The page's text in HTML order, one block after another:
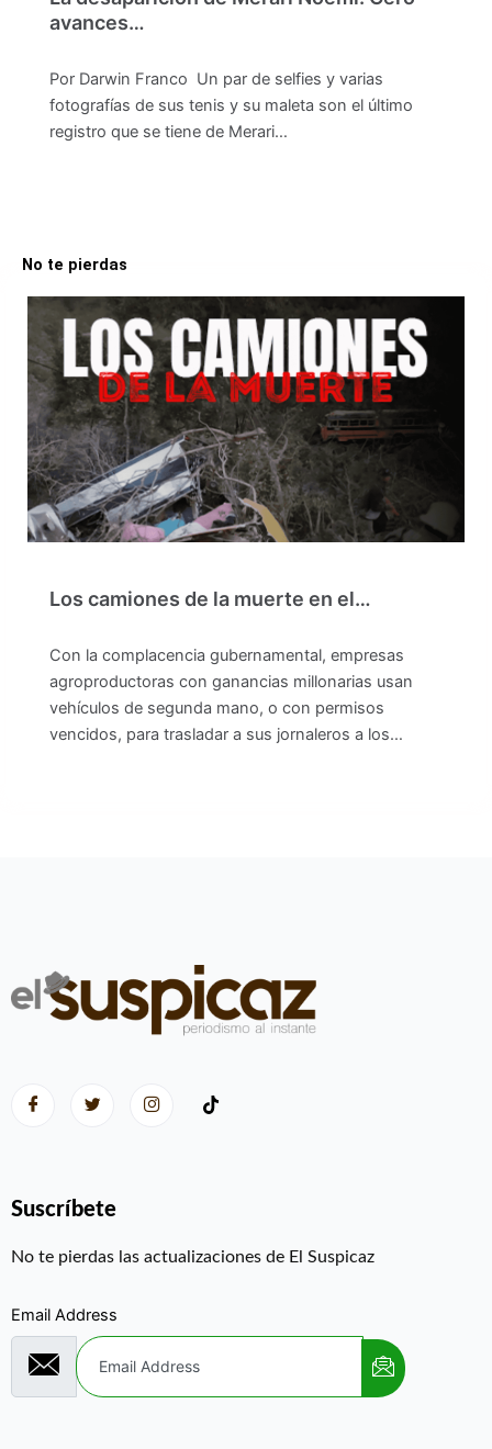
avances…
Por Darwin Franco Un par de selfies y varias
fotografías de sus tenis y su maleta son el último
registro que se tiene de Merari…
No te pierdas
Los camiones de la muerte en el…
Con la complacencia gubernamental, empresas
agroproductoras con ganancias millonarias usan
vehículos de segunda mano, o con permisos
vencidos, para trasladar a sus jornaleros a los…
Suscríbete
No te pierdas las actualizaciones de El Suspicaz
Email Address